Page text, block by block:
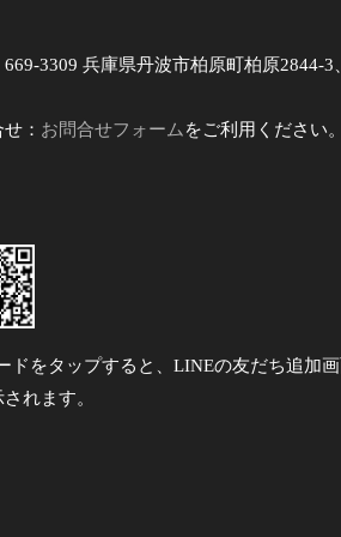
3309 兵庫県丹波市柏原町柏原2844-3、
： お問合せフォーム をご利用ください。
ドをタップすると、LINEの友だち追加
れます。